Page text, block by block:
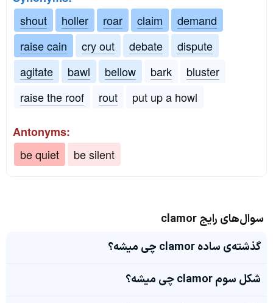
shout
holler roar claim
demand
raise cain
cry out debate
dispute
agitate
bawl bellow bark
bluster
raise the roof
rout put up a howl
Antonyms:
be quiet
be silent
سوال‌های رایج clamor
گذشته‌ی ساده clamor چی میشه؟
شکل سوم clamor چی میشه؟